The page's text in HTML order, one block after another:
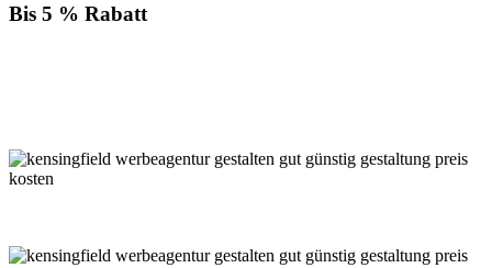
Bis 5 % Rabatt